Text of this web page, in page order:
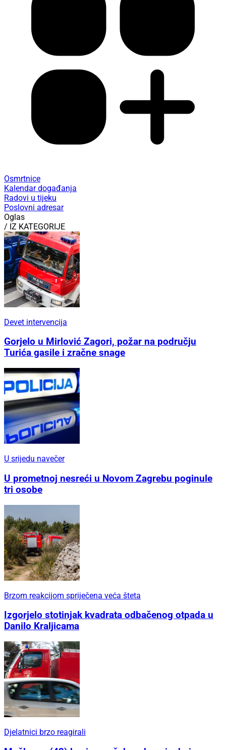
Osmrtnice
Kalendar događanja
Radovi u tijeku
Poslovni adresar
Oglas
/ IZ KATEGORIJE
Devet intervencija
Gorjelo u Mirlović Zagori, požar na području
Turića gasile i zračne snage
U srijedu navečer
U prometnoj nesreći u Novom Zagrebu poginule
tri osobe
Brzom reakcijom spriječena veća šteta
Izgorjelo stotinjak kvadrata odbačenog otpada u
Danilo Kraljicama
Djelatnici brzo reagirali